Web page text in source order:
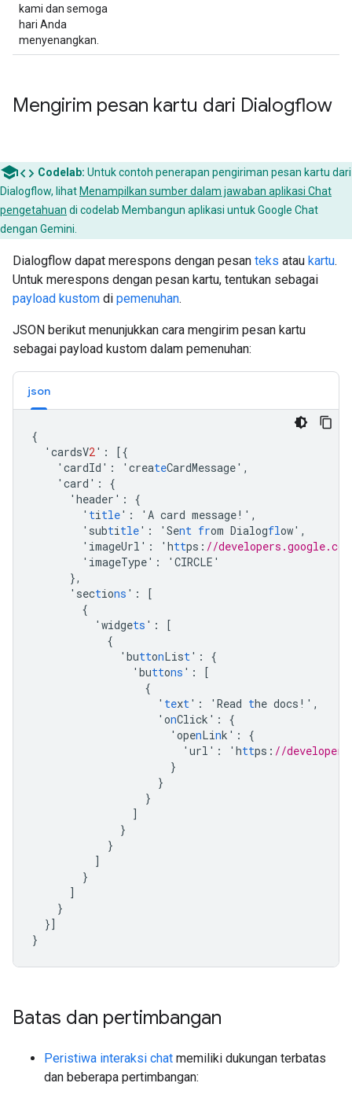
kami dan semoga
hari Anda
menyenangkan.
Mengirim pesan kartu dari Dialogflow
code Codelab: Untuk contoh penerapan pengiriman pesan kartu dari
Dialogflow, lihatMenampilkan sumber dalam jawaban aplikasi Chat
pengetahuan di codelab Membangun aplikasi untuk Google Chat
dengan Gemini.
Dialogflow dapat merespons dengan pesan teks atau kartu.
Untuk merespons dengan pesan kartu, tentukan sebagai
payload kustom di pemenuhan.
JSON berikut menunjukkan cara mengirim pesan kartu
sebagai payload kustom dalam pemenuhan:
json
{
'cardsV2 ' :
[{
'cardId' : 'createCardMessage' ,
'card' :
{
'header' :
{
' title' : 'A card message!' ,
'subtitle' : 'Sent from Dialogflow' ,
'imageUrl' : 'https : //
'imageType' :
'CIRCLE'
},
'sections ' :
[
{
'widgets ' :
[
{
'buttonList ' :
{
'buttons ' :
[
{
' text ' : 'Read the docs!' ,
'onClick' :
{
'openLink' :
{
'url' : 'https : //
}
}
}
]
}
}
]
}
]
}
}]
}
Batas dan pertimbangan
Peristiwa interaksi chat memiliki dukungan terbatas
dan beberapa pertimbangan: